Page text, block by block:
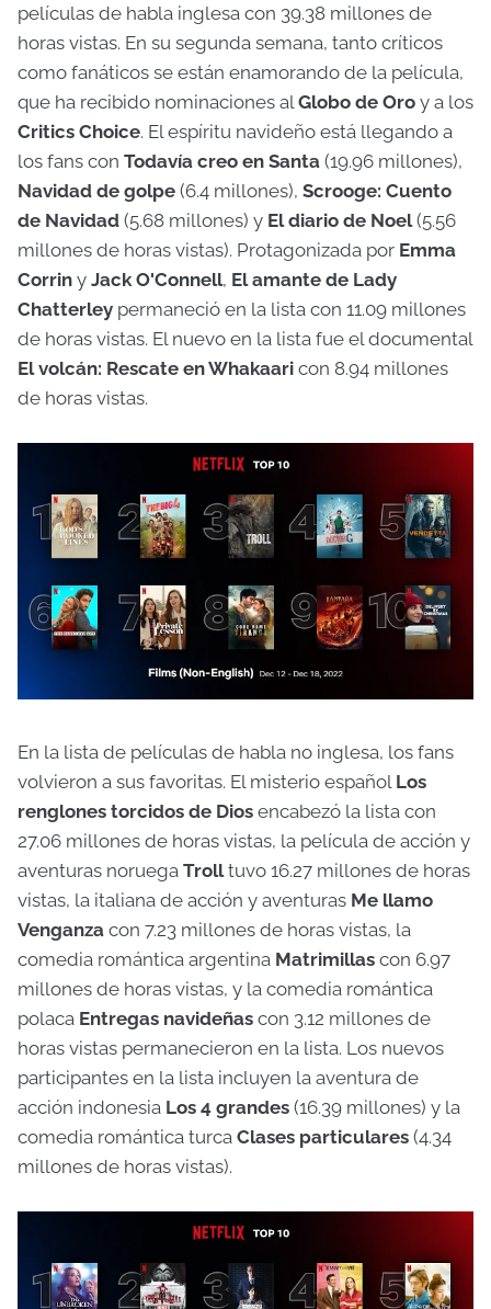
películas de habla inglesa con 39.38 millones de
horas vistas. En su segunda semana, tanto críticos
como fanáticos se están enamorando de la película,
que ha recibido nominaciones alGlobo de Oro y a los
Critics Choice. El espíritu navideño está llegando a
los fans con Todavía creo en Santa (19.96 millones),
Navidad de golpe (6.4 millones), Scrooge: Cuento
de Navidad (5.68 millones) y El diario de Noel(5.56
millones de horas vistas). Protagonizada por Emma
Corrin y Jack O'Connell, El amante de Lady
Chatterley permaneció en la lista con 11.09 millones
de horas vistas. El nuevo en la lista fue el documental
El volcán: Rescate en Whakaari con 8.94 millones
de horas vistas.
En la lista de películas de habla no inglesa, los fans
volvieron a sus favoritas. El misterio español Los
renglones torcidos de Dios encabezó la lista con
27.06 millones de horas vistas, la película de acción y
aventuras noruega Trolltuvo 16.27 millones de horas
vistas, la italiana de acción y aventuras Me llamo
Venganza con 7.23 millones de horas vistas, la
comedia romántica argentina Matrimillas con 6.97
millones de horas vistas, y la comedia romántica
polaca Entregas navideñas con 3.12 millones de
horas vistas permanecieron en la lista. Los nuevos
participantes en la lista incluyen la aventura de
acción indonesia Los 4 grandes (16.39 millones) y la
comedia romántica turca Clases particulares (4.34
millones de horas vistas).